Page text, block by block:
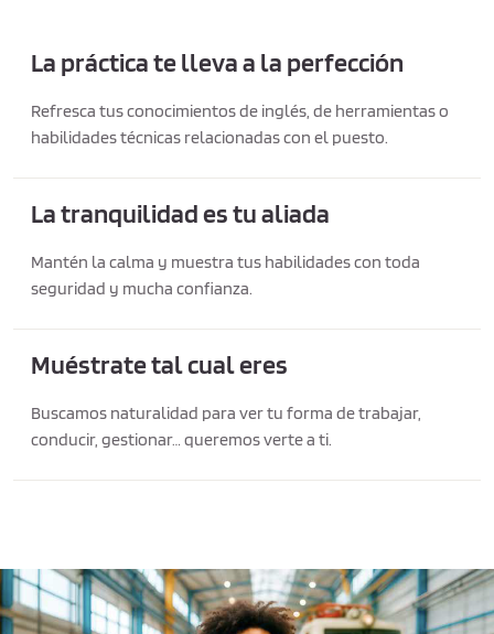
La práctica te lleva a la perfección
Refresca tus conocimientos de inglés, de herramientas o
habilidades técnicas relacionadas con el puesto.
La tranquilidad es tu aliada
Mantén la calma y muestra tus habilidades con toda
seguridad y mucha confianza.
Muéstrate tal cual eres
Buscamos naturalidad para ver tu forma de trabajar,
conducir, gestionar… queremos verte a ti.